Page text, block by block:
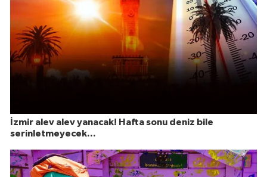
İzmir alev alev yanacak! Hafta sonu deniz bile
serinletmeyecek...